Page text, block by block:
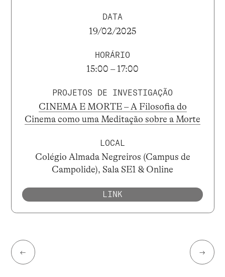
DATA
19/02/2025
HORÁRIO
15:00 – 17:00
PROJETOS DE INVESTIGAÇÃO
CINEMA E MORTE – A Filosofia do
Cinema como uma Meditação sobre a Morte
LOCAL
Colégio Almada Negreiros (Campus de
Campolide), Sala SE1 & Online
LINK
← →